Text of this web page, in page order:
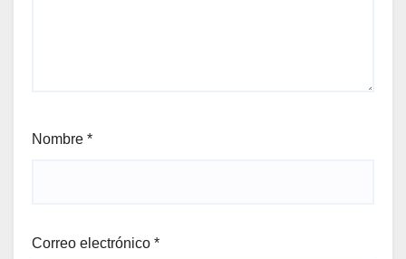
Nombre *
Correo electrónico *